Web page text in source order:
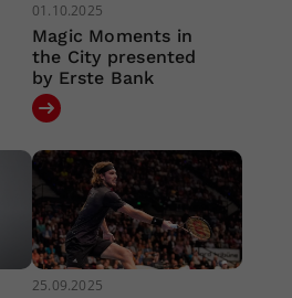
01.10.2025
Magic Moments in
the City presented
by Erste Bank
25.09.2025